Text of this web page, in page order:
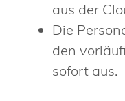
aus der
Die
den
sofort aus.